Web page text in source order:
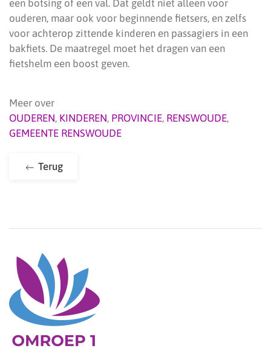
een botsing of een val. Dat geldt niet alleen voor
ouderen, maar ook voor beginnende fietsers, en zelfs
voor achterop zittende kinderen en passagiers in een
bakfiets. De maatregel moet het dragen van een
fietshelm een boost geven.
Meer over
OUDEREN, KINDEREN, PROVINCIE, RENSWOUDE,
GEMEENTE RENSWOUDE
Terug